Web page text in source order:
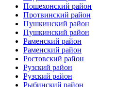
Пошехонский район
Протвинский район
Пушкинский район
Пушкинский район
Раменский район
Раменский район
Ростовский район
Рузский район
Рузский район
Рыбинский район